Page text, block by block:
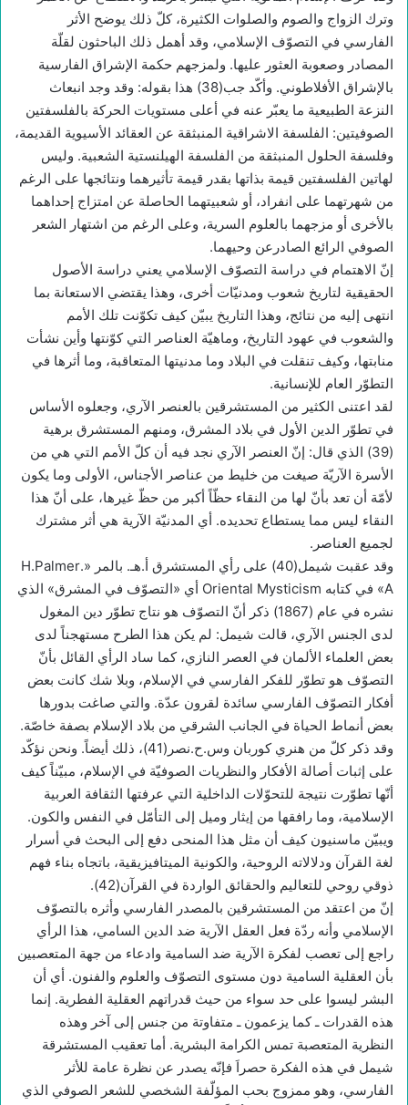
وترك الزواج والصوم والصلوات الكثيرة، كلّ ذلك يوضح الأثر
الفارسي في التصوّف الإسلامي، وقد أهمل ذلك الباحثون لقلّة
المصادر وصعوبة العثور عليها. ولمزجهم حكمة الإشراق الفارسية
بالإشراق الأفلاطوني. وأكّد جب(38) هذا بقوله: وقد وجد انبعاث
النزعة الطبيعية ما يعبّر عنه في أعلى مستويات الحركة بالفلسفتين
الصوفيتين: الفلسفة الاشراقية المنبثقة عن العقائد الأسيوية القديمة،
وفلسفة الحلول المنبثقة من الفلسفة الهيلنستية الشعبية. وليس
لهاتين الفلسفتين قيمة بذاتها بقدر قيمة تأثيرهما ونتائجها على الرغم
من شهرتهما على انفراد، أو شعبيتهما الحاصلة عن امتزاج إحداهما
بالأخرى أو مزجهما بالعلوم السرية، وعلى الرغم من اشتهار الشعر
الصوفي الرائع الصادرعن وحيهما.
إنّ الاهتمام في دراسة التصوّف الإسلامي يعني دراسة الأصول
الحقيقية لتاريخ شعوب ومدنيّات أخرى، وهذا يقتضي الاستعانة بما
انتهى إليه من نتائج، وهذا التاريخ يبيّن كيف تكوّنت تلك الأمم
والشعوب في عهود التاريخ، وماهيّة العناصر التي كوّنتها وأين نشأت
منابتها، وكيف تنقلت في البلاد وما مدنيتها المتعاقبة، وما أثرها في
التطوّر العام للإنسانية.
لقد اعتنى الكثير من المستشرقين بالعنصر الآري، وجعلوه الأساس
في تطوّر الدين الأول في بلاد المشرق، ومنهم المستشرق برهية
(39) الذي قال: إنّ العنصر الآري نجد فيه أن كلّ الأمم التي هي من
الأسرة الآريّة صيغت من خليط من عناصر الأجناس، الأولى وما يكون
لأمّة أن تعد بأنّ لها من النقاء حظّاً أكبر من حظّ غيرها، على أنّ هذا
النقاء ليس مما يستطاع تحديده. أي المدنيّة الآرية هي أثر مشترك
لجميع العناصر.
وقد عقبت شيمل(40) على رأي المستشرق أ.هـ. بالمر «.H.Palmer
A» في كتابه Oriental Mysticism أي «التصوّف في المشرق» الذي
نشره في عام (1867) ذكر أنّ التصوّف هو نتاج تطوّر دين المغول
لدى الجنس الآري، قالت شيمل: لم يكن هذا الطرح مستهجناً لدى
بعض العلماء الألمان في العصر النازي، كما ساد الرأي القائل بأنّ
التصوّف هو تطوّر للفكر الفارسي في الإسلام، وبلا شك كانت بعض
أفكار التصوّف الفارسي سائدة لقرون عدّة. والتي صاغت بدورها
بعض أنماط الحياة في الجانب الشرقي من بلاد الإسلام بصفة خاصّة.
وقد ذكر كلّ من هنري كوربان وس.ح.نصر(41)، ذلك أيضاً. ونحن نؤكّد
على إثبات أصالة الأفكار والنظريات الصوفيّة في الإسلام، مبيّناً كيف
أنّها تطوّرت نتيجة للتحوّلات الداخلية التي عرفتها الثقافة العربية
الإسلامية، وما رافقها من إيثار وميل إلى التأمّل في النفس والكون.
ويبيّن ماسنيون كيف أن مثل هذا المنحى دفع إلى البحث في أسرار
لغة القرآن ودلالاته الروحية، والكونية الميتافيزيقية، باتجاه بناء فهم
ذوقي روحي للتعاليم والحقائق الواردة في القرآن(42).
إنّ من اعتقد من المستشرقين بالمصدر الفارسي وأثره بالتصوّف
الإسلامي وأنه ردّة فعل العقل الآرية ضد الدين السامي، هذا الرأي
راجع إلى تعصب لفكرة الآرية ضد السامية وادعاء من جهة المتعصبين
بأن العقلية السامية دون مستوى التصوّف والعلوم والفنون. أي أن
البشر ليسوا على حد سواء من حيث قدراتهم العقلية الفطرية. إنما
هذه القدرات ـ كما يزعمون ـ متفاوتة من جنس إلى آخر وهذه
النظرية المتعصبة تمس الكرامة البشرية. أما تعقيب المستشرقة
شيمل في هذه الفكرة حصراَ فإنّه يصدر عن نظرة عامة للأثر
الفارسي، وهو ممزوج بحب المؤلّفة الشخصي للشعر الصوفي الذي